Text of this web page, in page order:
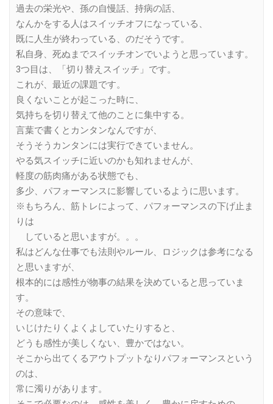
過去の栄光や、孫の自慢話、持病の話、
なんかをする人はスイッチオフになっている、
既に人生が終わっている、のだそうです。
私自身、死ぬまでスイッチオンでいようと思っています。
3つ目は、「切り替えスイッチ」です。
これが、最近の課題です。
良くないことが起こった時に、
気持ちを切り替えて他のことに集中する。
言葉で書くとカンタンなんですが、
そうそうカンタンには実行できていません。
やる気スイッチに近いのかも知れませんが、
軽度の筋肉痛がある状態でも、
多少、パフォーマンスに影響しているように思います。
※もちろん、筋トレによって、パフォーマンスの下げ止ま
りは
していると思いますが。。。
私はどんな仕事でも法則やルール、ロジックは参考になる
と思いますが、
根本的には感性が物事の結果を決めていると思っていま
す。
その意味で、
いじけたりくよくよしていたりすると、
どうも感性が美しくない、豊かではない。
そこから出てくるアウトプットなりパフォーマンスという
のは、
常に濁りがあります。